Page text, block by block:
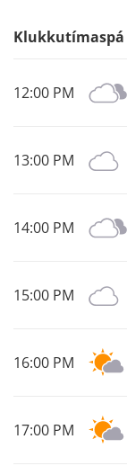
Klukkutímaspá
12:00 PM
13:00 PM
14:00 PM
15:00 PM
16:00 PM
17:00 PM